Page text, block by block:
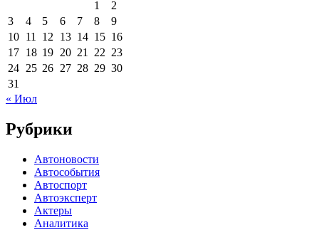
1
2
3
4 5 6 7 8
9
10 11 12 13 14 15 16
17 18 19 20 21 22 23
24 25 26 27 28 29 30
31
« Июл
Рубрики
Автоновости
Автособытия
Автоспорт
Автоэксперт
Актеры
Аналитика